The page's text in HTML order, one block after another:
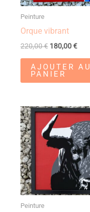
Peinture
Orque vibrant
220,00€ 180,00€
AJOUTER AU
PANIER
Peinture